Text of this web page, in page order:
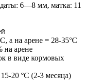
6—8 мм, матка: 11
а на арене = 28-35°C
на арене
в виде кормовых
20 °С (2-3 месяца)